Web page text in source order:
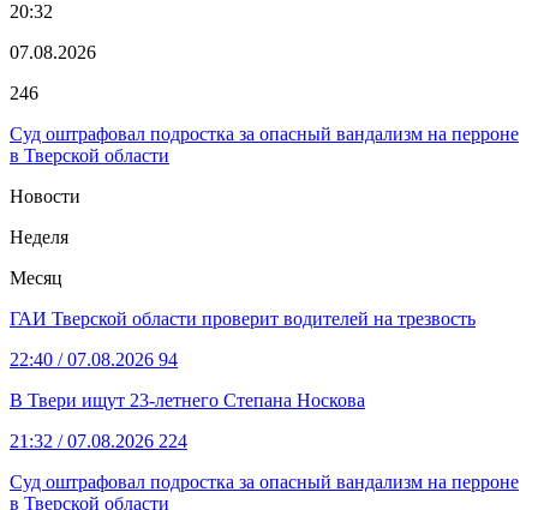
20:32
07.08.2026
246
Суд оштрафовал подростка за опасный вандализм на перроне
в Тверской области
Новости
Неделя
Месяц
ГАИ Тверской области проверит водителей на трезвость
22:40 / 07.08.2026 94
В Твери ищут 23-летнего Степана Носкова
21:32 / 07.08.2026 224
Суд оштрафовал подростка за опасный вандализм на перроне
в Тверской области